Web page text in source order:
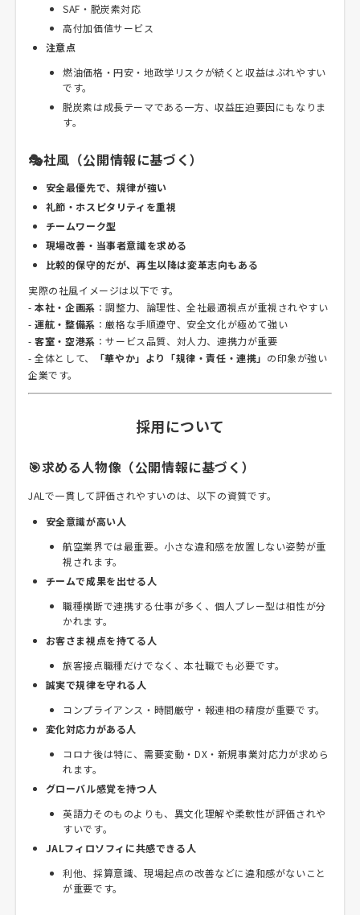
SAF・脱炭素対応
高付加価値サービス
注意点
燃油価格・円安・地政学リスクが続くと収益はぶれやすい
です。
脱炭素は成長テーマである一方、収益圧迫要因にもなりま
す。
🎭社風（公開情報に基づく）
安全最優先で、規律が強い
礼節・ホスピタリティを重視
チームワーク型
現場改善・当事者意識を求める
比較的保守的だが、再生以降は変革志向もある
実際の社風イメージは以下です。
-本社・企画系 ：調整力、論理性、全社最適視点が重視されやすい
-運航・整備系 ：厳格な手順遵守、安全文化が極めて強い
-客室・空港系 ：サービス品質、対人力、連携力が重要
- 全体として、
「華やか」より「規律・責任・連携」 の印象が強い
企業です。
採用について
🎯求める人物像（公開情報に基づく）
JALで一貫して評価されやすいのは、以下の資質です。
安全意識が高い人
航空業界では最重要。小さな違和感を放置しない姿勢が重
視されます。
チームで成果を出せる人
職種横断で連携する仕事が多く、個人プレー型は相性が分
かれます。
お客さま視点を持てる人
旅客接点職種だけでなく、本社職でも必要です。
誠実で規律を守れる人
コンプライアンス・時間厳守・報連相の精度が重要です。
変化対応力がある人
コロナ後は特に、需要変動・DX・新規事業対応力が求めら
れます。
グローバル感覚を持つ人
英語力そのものよりも、異文化理解や柔軟性が評価されや
すいです。
JALフィロソフィに共感できる人
利他、採算意識、現場起点の改善などに違和感がないこと
が重要です。